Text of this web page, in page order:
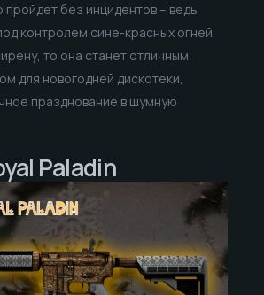
пройдет без инцидентов – ведь
контролем сине-красных огней.
то она станет отличным
для новогодней дискотеки,
празднование в шумную
Paladin